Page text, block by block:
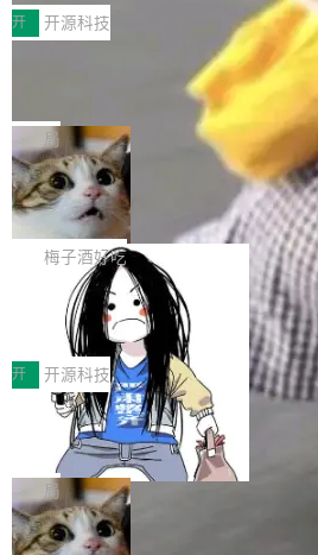
持续开源更多基于UCL-Engine的高性
件。 腾讯网平团队在UCL-MPComm中
个独立于业务线程的全局通信引擎（
经开始引入 AI Coding 工具，通过调用
型或企业内部部署模型提升研发效率。
Coding 从个人辅助工具逐步走向团队
级应用，企业在规模化落地过程中，对
可控性和代码质量提出了更高要求。 首
安全与合规要求。对于大多数普通研发
有云模型能够满足快速试用和效率提升
但对于金融、能源、医疗等对数据安全
智能应用典型案例名单》，集中展示人
各领域的应用成果，覆盖技术底座、行
产品应用、支撑保障、专题等五大方向
AI算力网关（AI创新平台）成功入选！
各业的Agent走向规模化建设，算力构
渐丰富，用户关注的重点也在发生变化
让AI用起来，还要进一步看清混合算力
Token花在哪里、算力是否被充分利用
续增长的AI成本该如何优化。 深信服AI
正是围绕这些实际问题，从Token治理
理两个方面，让用户的每一份算力都看
得住、用得稳、省得下、更安全！ 一、
始，Token使用一目...
开 开源科技
Jeff Dean 离开 Google：一个时代
束，一个实验室的开始
Google 员工编号 20。MapReduce 作
Bigtable 作者之一。TensorFlow 的作
Gemini 的架构师。Google 首席科学家
ean 在 Google 工作了 27 年后，宣布
不是一个人走。一同离开的还有
wat（Google 员工编号 23，Jeff Dean
年的编程搭档，MapReduce 和
作者）、Quoc Le（Google 大脑核心成
q2Seq 和 DocAI 的共同发明人）以及
yals（Gemini 联合负责人，AlphaSta...
局
🔥 SolonCode v2026.8.4 发布：界
字体可调、22 种语言、记忆搜索增
打开终端就能上岗的全中文编码智能体
把「看得清、用母语、记得住」三件事
齐。 SolonCode 是什么 SolonCode 是
耳科技研发的企业级终端编码智能体
中文驱动的数字员工，自主理解需求、
骤、编写代码。不挑模型、不挑平台，
装完即用。 开源地址：Gitee ·
b 安装 支持 Java 8+（8~26）、
x / Windows / Harmony PC。 #
x / Harmony PC curl -fsSL https://
r.org/solon...
梅子酒好吃
让“代码语义理解”深度释放AI
价值潜能：华为云码道（CodeArts
代码仓技术解析
一、代码仓深度理解技术的作用与价值
程实践中，代码仓是企业核心知识资产
体。企业级代码仓库通常包含数十万乃
个文件，其规模远超单次模型调用可承
文窗口。随着项目规模的持续扩张与代
不断累积，代码仓中的模块关系、接口
务逻辑等关键信息往往分散于数十乃至
件之中，形成高度复杂的知识关联网络
开 开源科技
一条“删库”命令跑 17 小时，算法工程
师删光 89TB 数据只为干私活
最高人民检察院8月4日公布了一起案件
名90后算法工程师王某，为了给自己接
服务器空间，删光了公司AI游戏部门的
数据。 王某2024年1月入职东城区某科
局
Cloudflare 分享推理优化实践：KV